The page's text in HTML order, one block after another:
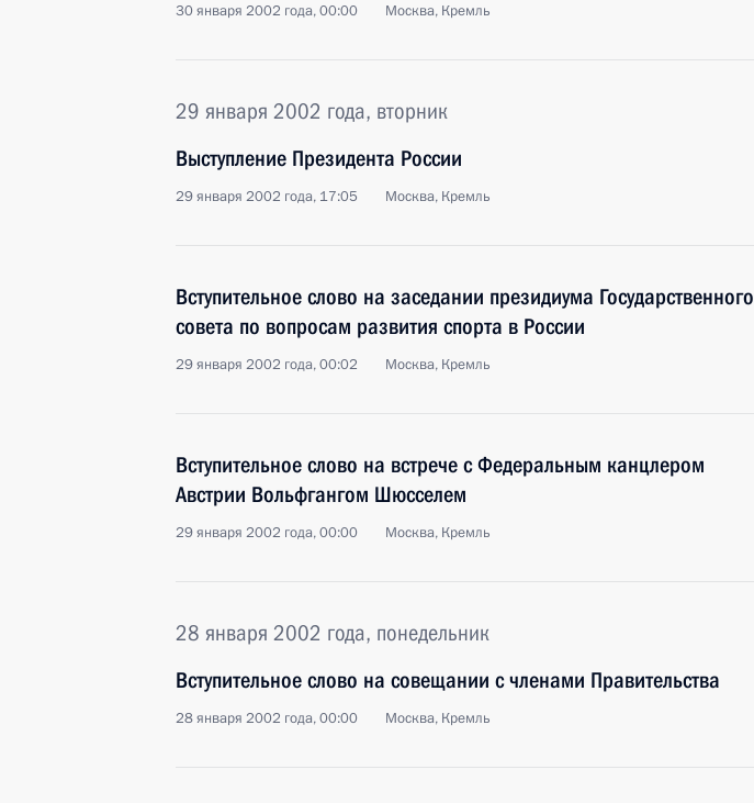
30 января 2002 года, 00:00 Москва, Кремль
29 января 2002 года, вторник
Выступление Президента России
29 января 2002 года, 17:05 Москва, Кремль
Вступительное слово на заседании президиума Государственного
совета по вопросам развития спорта в России
29 января 2002 года, 00:02 Москва, Кремль
Вступительное слово на встрече с Федеральным канцлером
Австрии Вольфгангом Шюсселем
29 января 2002 года, 00:00 Москва, Кремль
28 января 2002 года, понедельник
Вступительное слово на совещании с членами Правительства
28 января 2002 года, 00:00 Москва, Кремль